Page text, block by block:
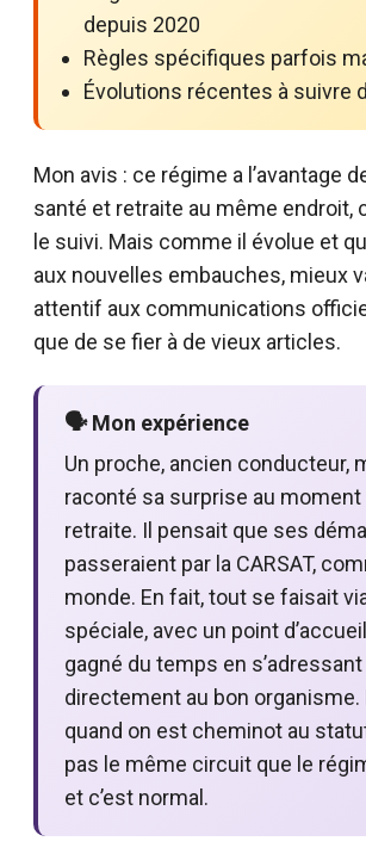
depuis 2020
Règles spécifiques parfois
Évolutions récentes à suivre
Mon avis : ce régime a l’avantage
santé et retraite au même endroit,
le suivi. Mais comme il évolue et
aux nouvelles embauches, mieux
attentif aux communications
que de se fier à de vieux articles.
🗣️ Mon expérience
Un proche, ancien conducteur,
raconté sa surprise au moment
retraite. Il pensait que ses
passeraient par la CARSAT,
monde. En fait, tout se faisait
spéciale, avec un point
gagné du temps en s’adressant
directement au bon organisme.
quand on est cheminot au
pas le même circuit que le
et c’est normal.